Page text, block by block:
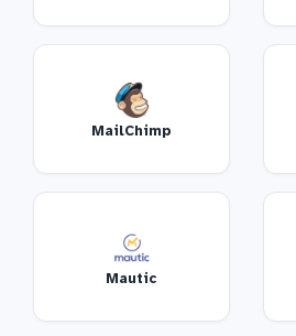
MailChimp
Mautic